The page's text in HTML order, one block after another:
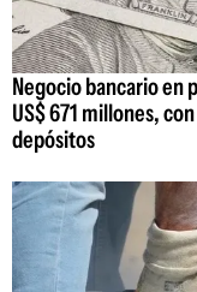
Negocio bancario en
US$ 671 millones,
depósitos